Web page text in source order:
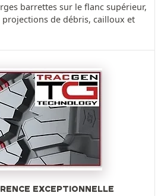
barrettes sur le flanc supérieur,
de débris, cailloux et
EXCEPTIONNELLE